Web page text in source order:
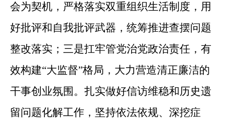
会为契机，严格落实双重组织生活制度，用
好批评和自我批评武器，统筹推进查摆问题
整改落实；三是扛牢管党治党政治责任，有
效构建“大监督”格局，大力营造清正廉洁的
干事创业氛围。扎实做好信访维稳和历史遗
留问题化解工作，坚持依法依规、深挖症